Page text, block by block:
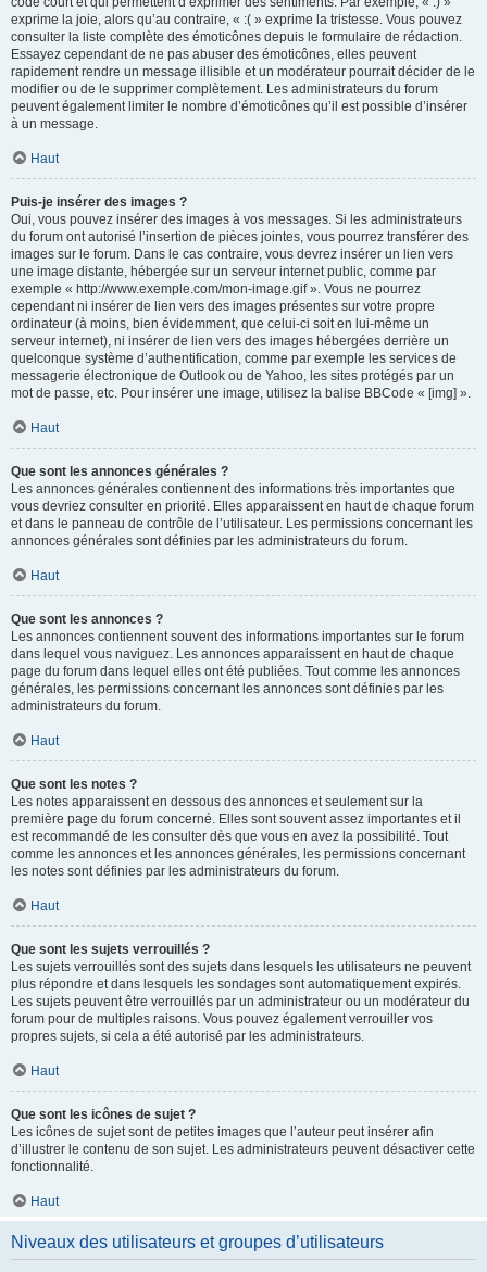
exprime la joie, alors qu’au contraire, « :( » exprime la tristesse. Vous pouvez
consulter la liste complète des émoticônes depuis le formulaire de rédaction.
Essayez cependant de ne pas abuser des émoticônes, elles peuvent
rapidement rendre un message illisible et un modérateur pourrait décider de le
modifier ou de le supprimer complètement. Les administrateurs du forum
peuvent également limiter le nombre d’émoticônes qu’il est possible d’insérer
à un message.
Haut
Puis-je insérer des images ?
Oui, vous pouvez insérer des images à vos messages. Si les administrateurs
du forum ont autorisé l’insertion de pièces jointes, vous pourrez transférer des
images sur le forum. Dans le cas contraire, vous devrez insérer un lien vers
une image distante, hébergée sur un serveur internet public, comme par
exemple « http://www.exemple.com/mon-image.gif ». Vous ne pourrez
cependant ni insérer de lien vers des images présentes sur votre propre
ordinateur (à moins, bien évidemment, que celui-ci soit en lui-même un
serveur internet), ni insérer de lien vers des images hébergées derrière un
quelconque système d’authentification, comme par exemple les services de
messagerie électronique de Outlook ou de Yahoo, les sites protégés par un
mot de passe, etc. Pour insérer une image, utilisez la balise BBCode « [img] ».
Haut
Que sont les annonces générales ?
Les annonces générales contiennent des informations très importantes que
vous devriez consulter en priorité. Elles apparaissent en haut de chaque forum
et dans le panneau de contrôle de l’utilisateur. Les permissions concernant les
annonces générales sont définies par les administrateurs du forum.
Haut
Que sont les annonces ?
Les annonces contiennent souvent des informations importantes sur le forum
dans lequel vous naviguez. Les annonces apparaissent en haut de chaque
page du forum dans lequel elles ont été publiées. Tout comme les annonces
générales, les permissions concernant les annonces sont définies par les
administrateurs du forum.
Haut
Que sont les notes ?
Les notes apparaissent en dessous des annonces et seulement sur la
première page du forum concerné. Elles sont souvent assez importantes et il
est recommandé de les consulter dès que vous en avez la possibilité. Tout
comme les annonces et les annonces générales, les permissions concernant
les notes sont définies par les administrateurs du forum.
Haut
Que sont les sujets verrouillés ?
Les sujets verrouillés sont des sujets dans lesquels les utilisateurs ne peuvent
plus répondre et dans lesquels les sondages sont automatiquement expirés.
Les sujets peuvent être verrouillés par un administrateur ou un modérateur du
forum pour de multiples raisons. Vous pouvez également verrouiller vos
propres sujets, si cela a été autorisé par les administrateurs.
Haut
Que sont les icônes de sujet ?
Les icônes de sujet sont de petites images que l’auteur peut insérer afin
d’illustrer le contenu de son sujet. Les administrateurs peuvent désactiver cette
fonctionnalité.
Haut
Niveaux des utilisateurs et groupes d’utilisateurs